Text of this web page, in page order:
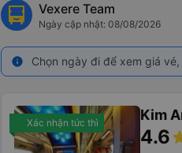
Vexere Team
Ngày cập nhật: 08/08/2026
info Chọn ngày đi để xem giá
Xác nhận tức thì Kim
4.6